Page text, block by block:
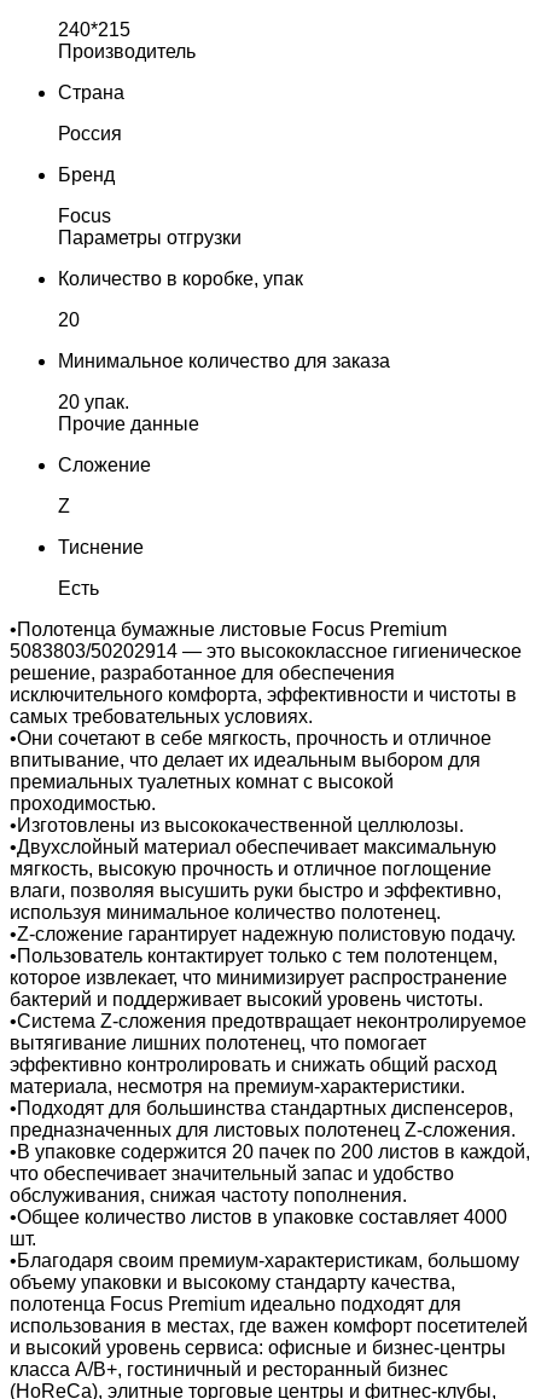
240*215
Производитель
Страна
Россия
Бренд
Focus
Параметры отгрузки
Количество в коробке, упак
20
Минимальное количество для заказа
20 упак.
Прочие данные
Сложение
Z
Тиснение
Есть
•Полотенца бумажные листовые Focus Premium
5083803/50202914 — это высококлассное гигиеническое
решение, разработанное для обеспечения
исключительного комфорта, эффективности и чистоты в
самых требовательных условиях.
•Они сочетают в себе мягкость, прочность и отличное
впитывание, что делает их идеальным выбором для
премиальных туалетных комнат с высокой
проходимостью.
•Изготовлены из высококачественной целлюлозы.
•Двухслойный материал обеспечивает максимальную
мягкость, высокую прочность и отличное поглощение
влаги, позволяя высушить руки быстро и эффективно,
используя минимальное количество полотенец.
•Z-сложение гарантирует надежную полистовую подачу.
•Пользователь контактирует только с тем полотенцем,
которое извлекает, что минимизирует распространение
бактерий и поддерживает высокий уровень чистоты.
•Система Z-сложения предотвращает неконтролируемое
вытягивание лишних полотенец, что помогает
эффективно контролировать и снижать общий расход
материала, несмотря на премиум-характеристики.
•Подходят для большинства стандартных диспенсеров,
предназначенных для листовых полотенец Z-сложения.
•В упаковке содержится 20 пачек по 200 листов в каждой,
что обеспечивает значительный запас и удобство
обслуживания, снижая частоту пополнения.
•Общее количество листов в упаковке составляет 4000
шт.
•Благодаря своим премиум-характеристикам, большому
объему упаковки и высокому стандарту качества,
полотенца Focus Premium идеально подходят для
использования в местах, где важен комфорт посетителей
и высокий уровень сервиса: офисные и бизнес-центры
класса А/B+, гостиничный и ресторанный бизнес
(HoReCa), элитные торговые центры и фитнес-клубы,